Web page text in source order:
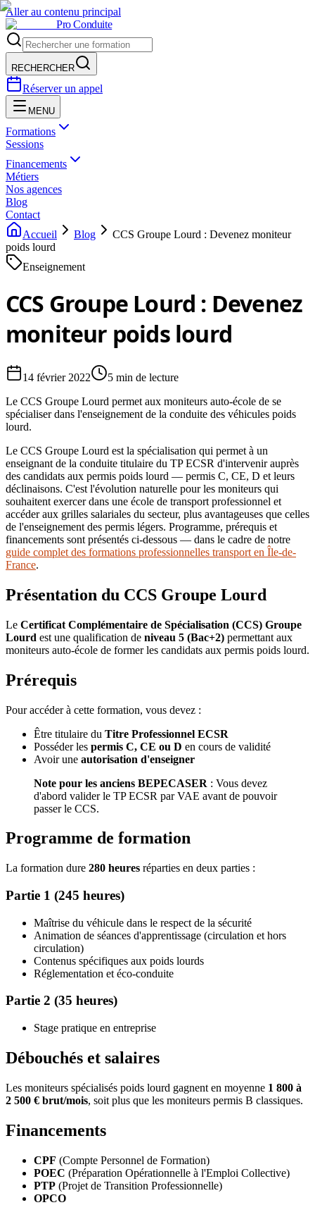
Aller au contenu principal
Pro Conduite
RECHERCHER
Réserver un appel
MENU
Formations
Sessions
Financements
Métiers
Nos agences
Blog
Contact
Accueil
Blog
CCS Groupe Lourd : Devenez moniteur
poids lourd
Enseignement
CCS Groupe Lourd : Devenez
moniteur poids lourd
14 février 2022 5 min de lecture
Le CCS Groupe Lourd permet aux moniteurs auto-école de se
spécialiser dans l'enseignement de la conduite des véhicules poids
lourd.
Le CCS Groupe Lourd est la spécialisation qui permet à un
enseignant de la conduite titulaire du TP ECSR d'intervenir auprès
des candidats aux permis poids lourd — permis C, CE, D et leurs
déclinaisons. C'est l'évolution naturelle pour les moniteurs qui
souhaitent exercer dans une école de transport professionnel et
accéder aux grilles salariales du secteur, plus avantageuses que celles
de l'enseignement des permis légers. Programme, prérequis et
financements sont présentés ci-dessous — dans le cadre de notre
guide complet des formations professionnelles transport en Île-de-
France.
Présentation du CCS Groupe Lourd
Le Certificat Complémentaire de Spécialisation (CCS) Groupe
Lourd est une qualification de niveau 5 (Bac+2) permettant aux
moniteurs auto-école de former les candidats aux permis poids lourd.
Prérequis
Pour accéder à cette formation, vous devez :
Être titulaire du Titre Professionnel ECSR
Posséder les permis C, CE ou D en cours de validité
Avoir une autorisation d'enseigner
Note pour les anciens BEPECASER : Vous devez
d'abord valider le TP ECSR par VAE avant de pouvoir
passer le CCS.
Programme de formation
La formation dure 280 heures réparties en deux parties :
Partie 1 (245 heures)
Maîtrise du véhicule dans le respect de la sécurité
Animation de séances d'apprentissage (circulation et hors
circulation)
Contenus spécifiques aux poids lourds
Réglementation et éco-conduite
Partie 2 (35 heures)
Stage pratique en entreprise
Débouchés et salaires
Les moniteurs spécialisés poids lourd gagnent en moyenne 1 800 à
2 500 € brut/mois, soit plus que les moniteurs permis B classiques.
Financements
CPF (Compte Personnel de Formation)
POEC (Préparation Opérationnelle à l'Emploi Collective)
PTP (Projet de Transition Professionnelle)
OPCO